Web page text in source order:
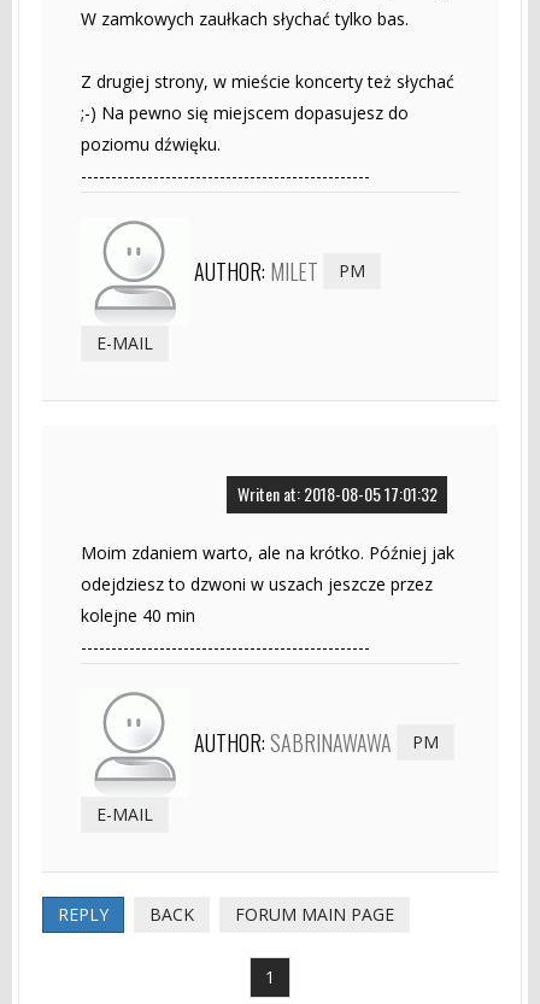
W zamkowych zaułkach słychać tylko bas.
Z drugiej strony, w mieście koncerty też słychać
;-) Na pewno się miejscem dopasujesz do
poziomu dźwięku.
------------------------------------------------
AUTHOR: MILET PM
E-MAIL
Writen at: 2018-08-05 17:01:32
Moim zdaniem warto, ale na krótko. Później jak
odejdziesz to dzwoni w uszach jeszcze przez
kolejne 40 min
------------------------------------------------
AUTHOR:SABRINAWAWA PM
E-MAIL
REPLY BACK FORUM MAIN PAGE
1